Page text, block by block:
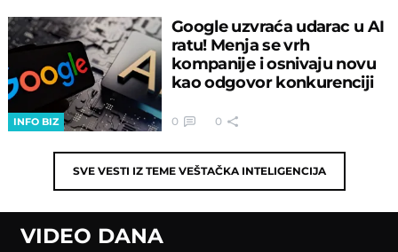
INFO BIZ
Google uzvraća udarac u AI
ratu! Menja se vrh
kompanije i osnivaju novu
kao odgovor konkurenciji
0 0
SVE VESTI IZ TEME VEŠTAČKA INTELIGENCIJA
VIDEO DANA